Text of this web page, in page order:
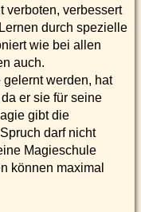
verboten, verbessert
durch spezielle
wie bei allen
auch.
werden, hat
er sie für seine
gibt die
darf nicht
Magieschule
können maximal